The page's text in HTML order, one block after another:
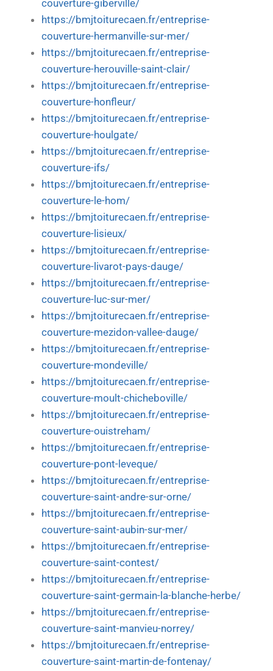
couverture-giberville/
https://bmjtoiturecaen.fr/entreprise-
couverture-hermanville-sur-mer/
https://bmjtoiturecaen.fr/entreprise-
couverture-herouville-saint-clair/
https://bmjtoiturecaen.fr/entreprise-
couverture-honfleur/
https://bmjtoiturecaen.fr/entreprise-
couverture-houlgate/
https://bmjtoiturecaen.fr/entreprise-
couverture-ifs/
https://bmjtoiturecaen.fr/entreprise-
couverture-le-hom/
https://bmjtoiturecaen.fr/entreprise-
couverture-lisieux/
https://bmjtoiturecaen.fr/entreprise-
couverture-livarot-pays-dauge/
https://bmjtoiturecaen.fr/entreprise-
couverture-luc-sur-mer/
https://bmjtoiturecaen.fr/entreprise-
couverture-mezidon-vallee-dauge/
https://bmjtoiturecaen.fr/entreprise-
couverture-mondeville/
https://bmjtoiturecaen.fr/entreprise-
couverture-moult-chicheboville/
https://bmjtoiturecaen.fr/entreprise-
couverture-ouistreham/
https://bmjtoiturecaen.fr/entreprise-
couverture-pont-leveque/
https://bmjtoiturecaen.fr/entreprise-
couverture-saint-andre-sur-orne/
https://bmjtoiturecaen.fr/entreprise-
couverture-saint-aubin-sur-mer/
https://bmjtoiturecaen.fr/entreprise-
couverture-saint-contest/
https://bmjtoiturecaen.fr/entreprise-
couverture-saint-germain-la-blanche-herbe/
https://bmjtoiturecaen.fr/entreprise-
couverture-saint-manvieu-norrey/
https://bmjtoiturecaen.fr/entreprise-
couverture-saint-martin-de-fontenay/